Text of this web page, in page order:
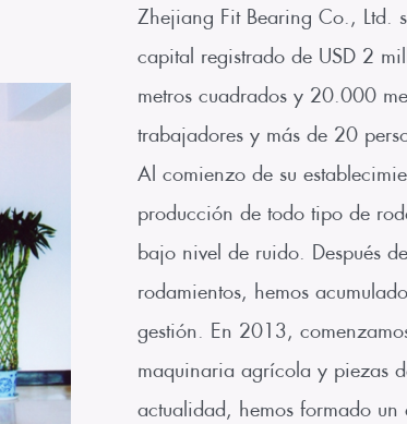
Zhejiang Fit Bearing Co., Ltd.
capital registrado de USD 2
metros cuadrados y 20.000
trabajadores y más de 20
Al comienzo de su
producción de todo tipo de
bajo nivel de ruido. Después
rodamientos, hemos
gestión. En 2013,
maquinaria agrícola y piezas
actualidad, hemos formado